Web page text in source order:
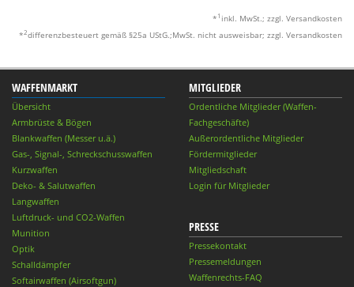
* 1 inkl. MwSt.; zzgl. Versandkosten
*2differenzbesteuert gemäß §25a UStG.;MwSt. nicht ausweisbar; zzgl. Versandkosten
WAFFENMARKT
Übersicht
Armbrüste & Bögen
Blankwaffen (Messer u.ä.)
Gas-, Signal-, Schreckschusswaffen
Kurzwaffen
Deko- & Salutwaffen
Langwaffen
Luftdruck- und CO2-Waffen
Munition
Optik
Schalldämpfer
Softairwaffen (Airsoftgun)
MITGLIEDER
Ordentliche Mitglieder (Waffen-
Fachgeschäfte)
Außerordentliche Mitglieder
Fördermitglieder
Mitgliedschaft
Login für Mitglieder
PRESSE
Pressekontakt
Pressemeldungen
Waffenrechts-FAQ